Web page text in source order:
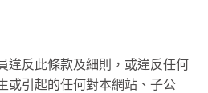
違反此條款及細則，或違反任何
或引起的任何對本網站、子公